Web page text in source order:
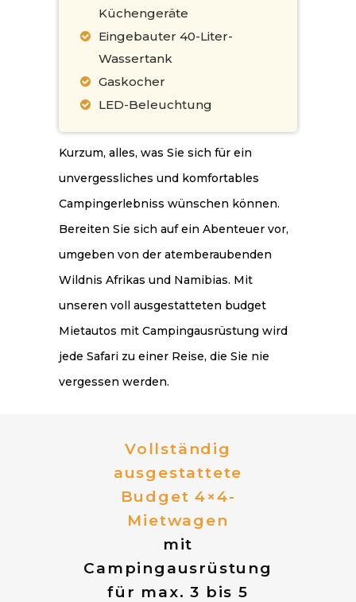
Küchengeräte
Eingebauter 40-Liter-
Wassertank
Gaskocher
LED-Beleuchtung
Kurzum, alles, was Sie sich für ein
unvergessliches und komfortables
Campingerlebniss wünschen können.
Bereiten Sie sich auf ein Abenteuer vor,
umgeben von der atemberaubenden
Wildnis Afrikas und Namibias. Mit
unseren voll ausgestatteten budget
Mietautos mit Campingausrüstung wird
jede Safari zu einer Reise, die Sie nie
vergessen werden.
Vollständig
ausgestattete
Budget 4×4-
Mietwagen
mit
Campingausrüstung
für max. 3 bis 5